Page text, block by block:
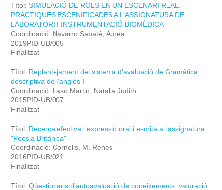
Títol: SIMULACIÓ DE ROLS EN UN ESCENARI REAL.
PRÀCTIQUES ESCENIFICADES A L’ASSIGNATURA DE
LABORATORI I INSTRUMENTACIÓ BIOMÈDICA
Coordinació: Navarro Sabaté, Àurea
2019PID-UB/005
Finalitzat
Títol: Replantejament del sistema d'avaluació de Gramàtica
descriptiva de l'anglès I
Coordinació: Laso Martin, Natalia Judith
2015PID-UB/007
Finalitzat
Títol: Recerca efectiva i expressió oral i escrita a l'assignatura
"Poesia Britànica"
Coordinació: Cornelis, M. Renes
2016PID-UB/021
Finalitzat
Títol: Qüestionaris d’autoavaluació de coneixements: valoració